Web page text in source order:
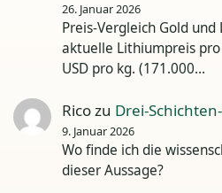
26. Januar 2026
Preis-Vergleich Gold
aktuelle Lithiumpreis
USD pro kg. (171.000…
Ricozu Drei-
9. Januar 2026
Wo finde ich die
dieser Aussage?